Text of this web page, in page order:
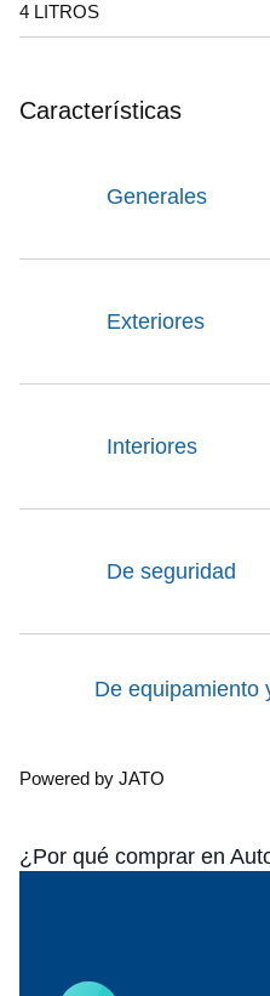
4 LITROS
Características
Generales
Exteriores
Interiores
De seguridad
De equipamiento
Powered by JATO
¿Por qué comprar en